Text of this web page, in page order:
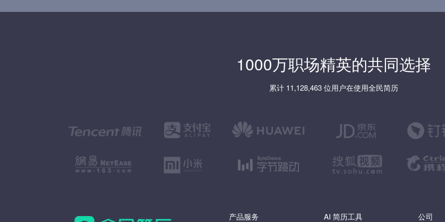
1000万职场精英的共同选择
累计 11,128,463 位用户在使用全民简历
产品服务 AI 简历工具 公司